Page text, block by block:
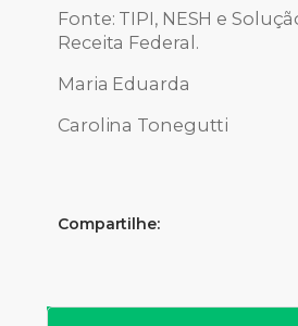
Fonte: TIPI, NESH e
Receita Federal.
Maria Eduarda
Carolina Tonegutti
Compartilhe: